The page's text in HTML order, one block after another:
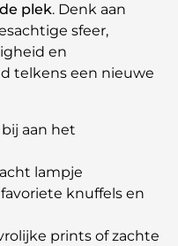
plek. Denk aan
sfeer,
en
telkens een nieuwe
aan het
lampje
knuffels en
prints of zachte